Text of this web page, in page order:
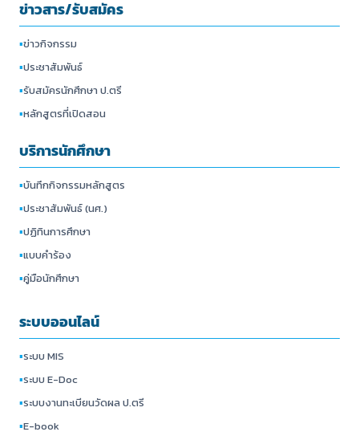
ข่าวสาร/รับสมัคร
▪ข่าวกิจกรรม
▪ประชาสัมพันธ์
▪รับสมัครนักศึกษา ป.ตรี
▪หลักสูตรที่เปิดสอน
บริการนักศึกษา
▪บันทึกกิจกรรมหลักสูตร
▪ประชาสัมพันธ์ (นศ.)
▪ปฏิทินการศึกษา
▪แบบคำร้อง
▪คู่มือนักศึกษา
ระบบออนไลน์
▪ระบบ MIS
▪ระบบ E-Doc
▪ระบบงานทะเบียนวัดผล ป.ตรี
▪E-book